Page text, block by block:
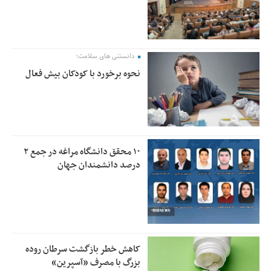
دانستنی های سلامت؛
نحوه برخورد با کودکان بیش فعال
۱۰ محقق دانشگاه مراغه در جمع ۲
درصد دانشمندان جهان
کاهش خطر بازگشت سرطان روده
بزرگ با مصرف «آسپرین»